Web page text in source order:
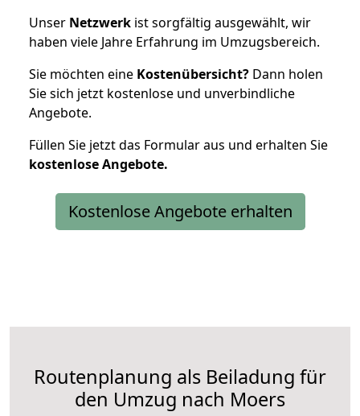
Unser Netzwerk ist sorgfältig ausgewählt, wir
haben viele Jahre Erfahrung im Umzugsbereich.
Sie möchten eine Kostenübersicht? Dann holen
Sie sich jetzt kostenlose und unverbindliche
Angebote.
Füllen Sie jetzt das Formular aus und erhalten Sie
kostenloseAngebote.
Kostenlose Angebote erhalten
Routenplanung als Beiladung für
den Umzug nach Moers